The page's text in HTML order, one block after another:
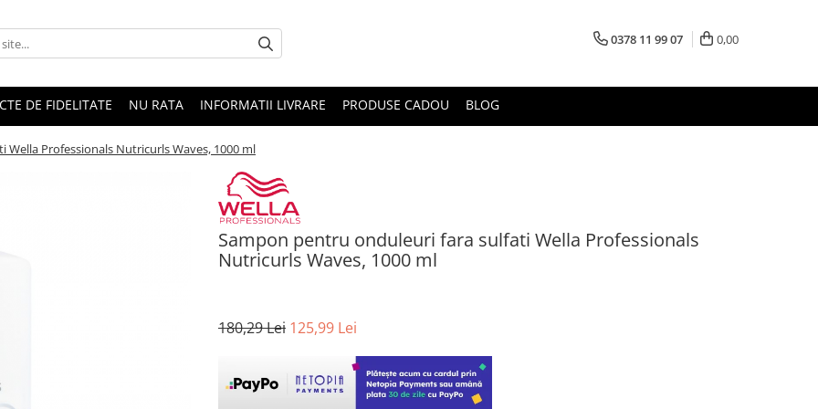
0378 11 99 07 0,00
DE FIDELITATE NU RATA INFORMATII LIVRARE PRODUSE CADOU BLOG
Professionals Nutricurls Waves, 1000 ml
Sampon pentru onduleuri fara sulfati Wella Professionals
Nutricurls Waves, 1000 ml
180,29 Lei 125,99 Lei